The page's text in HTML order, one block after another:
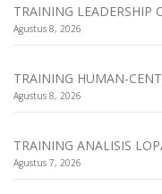
TRAINING LEADERSHIP
Agustus 8, 2026
TRAINING HUMAN-
Agustus 8, 2026
TRAINING ANALISIS
Agustus 7, 2026